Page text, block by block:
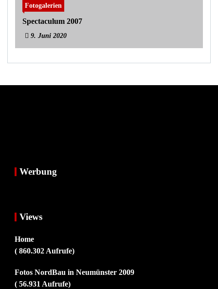
Fotogalerien
Spectaculum 2007
9. Juni 2020
Werbung
Views
Home
( 860.302 Aufrufe)
Fotos NordBau in Neumünster 2009
( 56.931 Aufrufe)